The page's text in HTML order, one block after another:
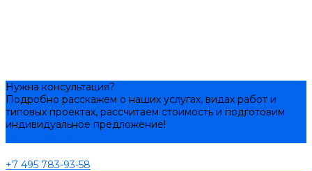
Нужна консультация?
Подробно расскажем о наших услугах, видах работ и
типовых проектах, рассчитаем стоимость и подготовим
индивидуальное предложение!
+7 495 783-93-58